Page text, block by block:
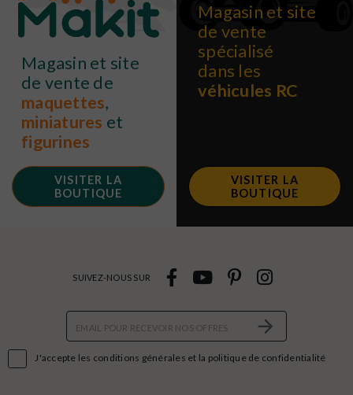
Magasin et site
de vente de
maquettes,
miniatures et
figurines
VISITER LA
BOUTIQUE
Magasin et site
de vente
spécialisé
dans les
véhicules RC
VISITER LA
BOUTIQUE
J'accepte les conditions générales et la politique de confidentialité
SUIVEZ-NOUS SUR